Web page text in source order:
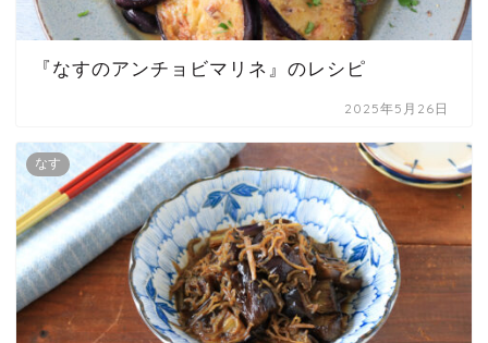
『なすのアンチョビマリネ』のレシピ
2025年5月26日
なす